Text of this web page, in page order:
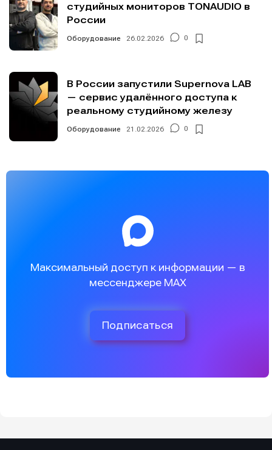
студийных мониторов TONAUDIO в
России
Оборудование 26.02.2026 0
В России запустили Supernova LAB
— сервис удалённого доступа к
реальному студийному железу
Оборудование 21.02.2026 0
Максимальный доступ к информации — в
мессенджере MAX
Подписаться